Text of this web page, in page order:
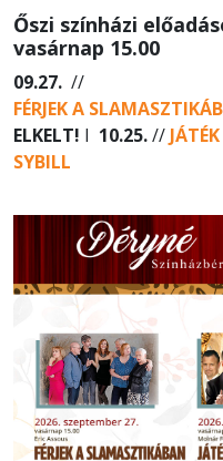
Őszi színházi
vasárnap 15.00
09.27. //
FÉRJEK A
ELKELT! I 10.25.//
SYBILL